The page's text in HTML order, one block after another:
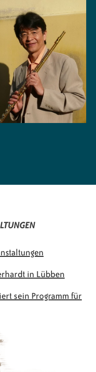
in Lübben
sein Programm für
Lübben e.V.